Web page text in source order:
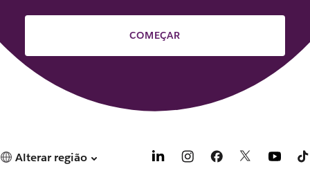
COMEÇAR
Alterar região